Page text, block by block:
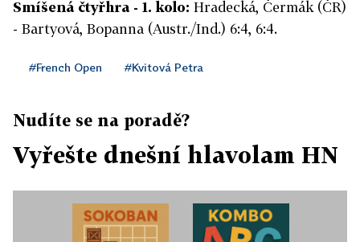
Smíšená čtyřhra - 1. kolo: Hradecká, Čermák (ČR)
- Bartyová, Bopanna (Austr./Ind.) 6:4, 6:4.
#French Open #Kvitová Petra
Nudíte se na poradě?
Vyřešte dnešní hlavolam HN